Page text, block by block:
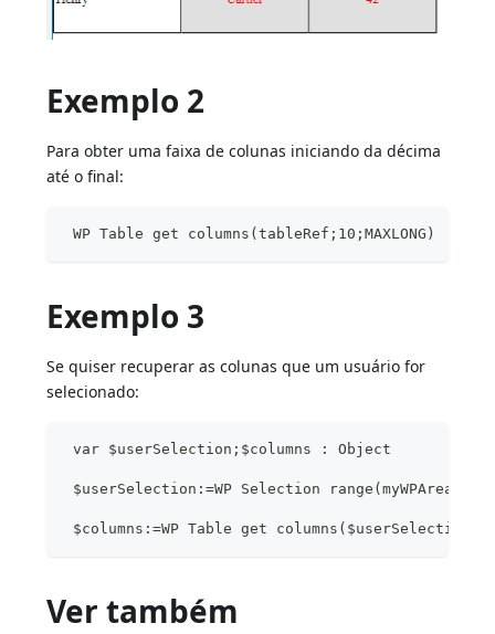
Exemplo 2
Para obter uma faixa de colunas iniciando da décima
até o final:
WP Table get columns(tableRef;10;MAXLONG)
Exemplo 3
Se quiser recuperar as colunas que um usuário for
selecionado:
var $userSelection;$columns : Object
$userSelection:=WP Selection range(myWPArea)
$columns:=WP Table get columns($userSelection)
Ver também